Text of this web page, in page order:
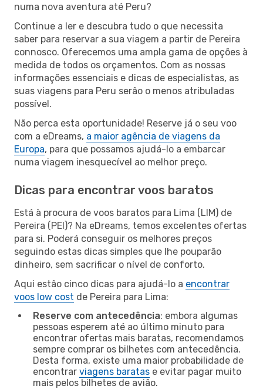
numa nova aventura até Peru?
Continue a ler e descubra tudo o que necessita
saber para reservar a sua viagem a partir de Pereira
connosco. Oferecemos uma ampla gama de opções à
medida de todos os orçamentos. Com as nossas
informações essenciais e dicas de especialistas, as
suas viagens para Peru serão o menos atribuladas
possível.
Não perca esta oportunidade! Reserve já o seu voo
com a eDreams, a maior agência de viagens da
Europa, para que possamos ajudá-lo a embarcar
numa viagem inesquecível ao melhor preço.
Dicas para encontrar voos baratos
Está à procura de voos baratos para Lima (LIM) de
Pereira (PEI)? Na eDreams, temos excelentes ofertas
para si. Poderá conseguir os melhores preços
seguindo estas dicas simples que lhe pouparão
dinheiro, sem sacrificar o nível de conforto.
Aqui estão cinco dicas para ajudá-lo a encontrar
voos low cost de Pereira para Lima:
Reserve com antecedência: embora algumas
pessoas esperem até ao último minuto para
encontrar ofertas mais baratas, recomendamos
sempre comprar os bilhetes com antecedência.
Desta forma, existe uma maior probabilidade de
encontrar viagens baratas e evitar pagar muito
mais pelos bilhetes de avião.